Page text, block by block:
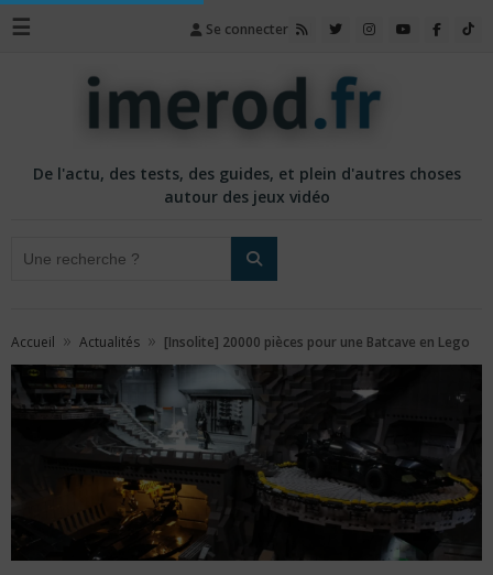
☰ Se connecter
De l'actu, des tests, des guides, et plein d'autres choses
autour des jeux vidéo
Accueil » Actualités » [Insolite] 20000 pièces pour une Batcave en Lego